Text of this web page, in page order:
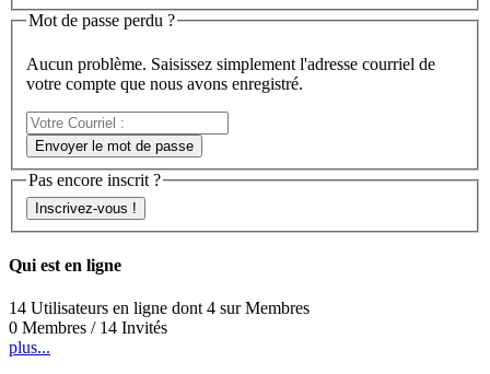
Mot de passe perdu ?
Aucun problème. Saisissez simplement l'adresse courriel de
votre compte que nous avons enregistré.
Votre
Courriel
:
Envoyer le mot de passe
Pas encore inscrit ?
Inscrivez-vous !
Qui est en ligne
14 Utilisateurs en ligne dont 4 sur Membres
0 Membres / 14 Invités
plus...